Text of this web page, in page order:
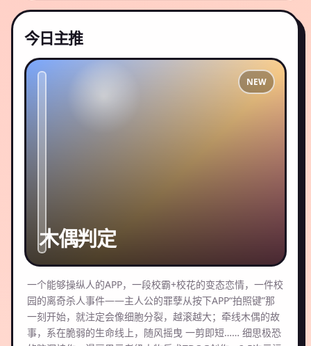
今日主推
木偶判定
一个能够操纵人的APP，一段校霸+校花的变态恋情，一件校
园的离奇杀人事件——主人公的罪孽从按下APP“拍照键”那
一刻开始，就注定会像细胞分裂，越滚越大；牵线木偶的故
事，系在脆弱的生命线上，随风摇曳 一剪即短…… 细思极恐